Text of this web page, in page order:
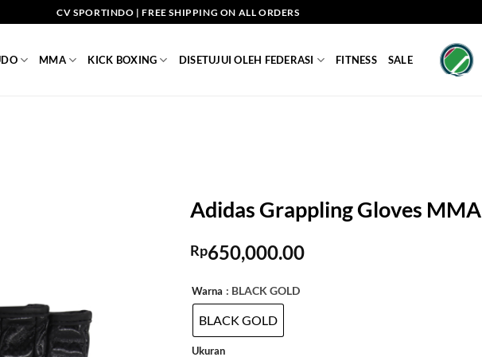
CV SPORTINDO | FREE SHIPPING ON ALL ORDERS
MMA KICK BOXING DISETUJUI OLEH FEDERASI FITNESS SALE
Adidas Grappling Gloves MMA
Rp650,000.00
Warna : BLACK GOLD
BLACK GOLD
Ukuran